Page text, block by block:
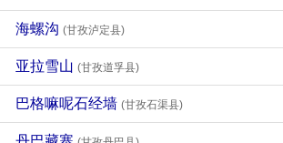
海螺沟 (甘孜泸定县)
亚拉雪山 (甘孜道孚县)
巴格嘛呢石经墙 (甘孜石渠县)